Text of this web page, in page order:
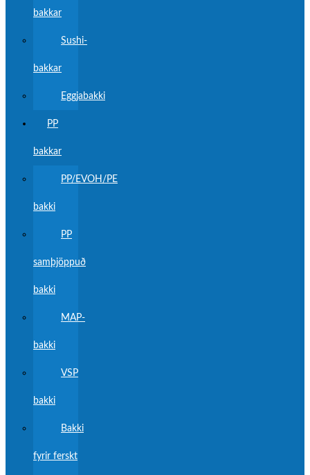
bakkar
Sushi-
bakkar
Eggjabakki
PP
bakkar
PP/EVOH/PE
bakki
PP
samþjöppuð
bakki
MAP-
bakki
VSP
bakki
Bakki
fyrir ferskt